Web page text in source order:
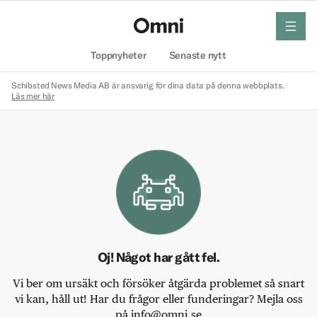
Toppnyheter Senaste nytt
meny
Schibsted News Media AB är ansvarig för dina data på denna webbplats.
Läs mer här
Oj! Något har gått fel.
Vi ber om ursäkt och försöker åtgärda problemet så snart
vi kan, håll ut! Har du frågor eller funderingar? Mejla oss